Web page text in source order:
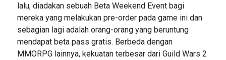
lalu, diadakan sebuah Beta Weekend Event bagi
mereka yang melakukan pre-order pada game ini dan
sebagian lagi adalah orang-orang yang beruntung
mendapat beta pass gratis. Berbeda dengan
MMORPG lainnya, kekuatan terbesar dari Guild Wars 2